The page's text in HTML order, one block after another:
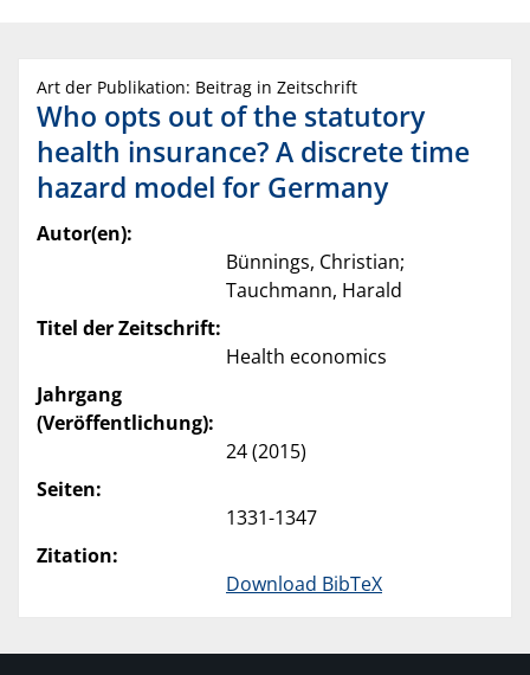
Art der Publikation: Beitrag in Zeitschrift
Who opts out of the statutory
health insurance? A discrete time
hazard model for Germany
Autor(en):
Bünnings, Christian;
Tauchmann, Harald
Titel der Zeitschrift:
Health economics
Jahrgang
(Veröffentlichung):
24 (2015)
Seiten:
1331-1347
Zitation:
Download BibTeX